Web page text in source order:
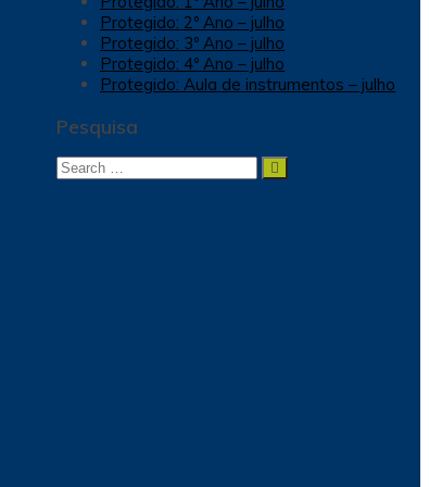
Protegido: 2º Ano – julho
Protegido: 3º Ano – julho
Protegido: 4º Ano – julho
Protegido: Aula de instrumentos – julho
Pesquisa
Search
Search